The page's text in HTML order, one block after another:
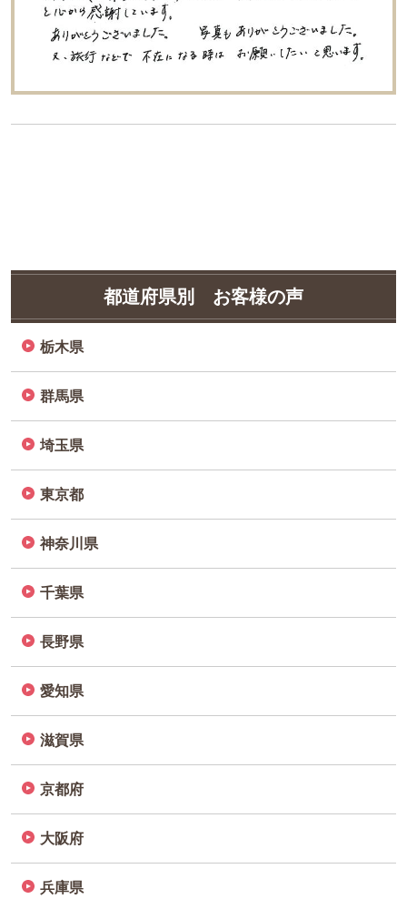
都道府県別 お客様の声
栃木県
群馬県
埼玉県
東京都
神奈川県
千葉県
長野県
愛知県
滋賀県
京都府
大阪府
兵庫県